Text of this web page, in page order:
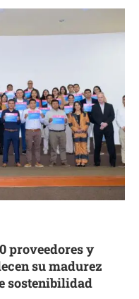
proveedores y
su madurez
sostenibilidad